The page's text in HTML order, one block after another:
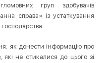
груп здобувачів
справа» із устаткування
як донести інформацію про
не стикалися до цього зі